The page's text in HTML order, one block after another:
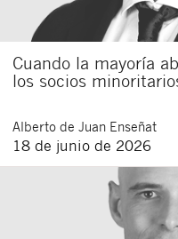
Cuando la mayoría
los socios
Alberto de Juan Enseñat
18 de junio de 2026